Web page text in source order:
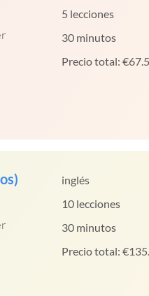
5 lecciones
30 minutos
Precio total: €
inglés
10 lecciones
30 minutos
Precio total: €